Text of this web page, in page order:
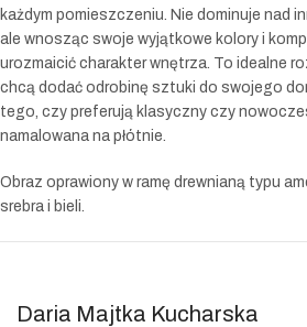
każdym pomieszczeniu. Nie dominuje nad
ale wnosząc swoje wyjątkowe kolory i
urozmaicić charakter wnętrza. To idealne
chcą dodać odrobinę sztuki do swojego
tego, czy preferują klasyczny czy
namalowana na płótnie.
Obraz oprawiony w ramę drewnianą typu
srebra i bieli.
Daria Majtka Kucharska